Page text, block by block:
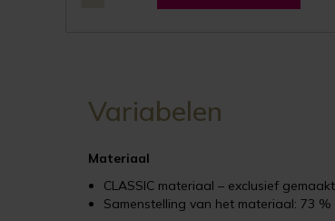
Variabelen
Materiaal
CLASSIC materiaal – exclusief
Samenstelling van het materiaal: 73 %